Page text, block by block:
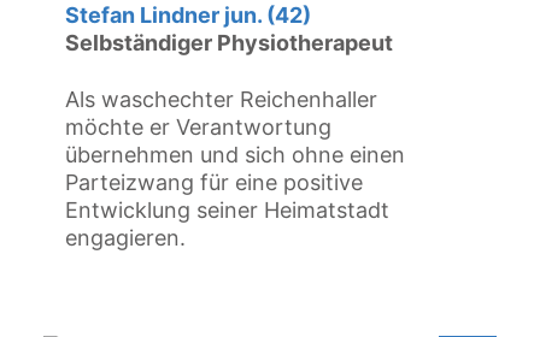
Stefan Lindner jun. (42)
Selbständiger Physiotherapeut
Als waschechter Reichenhaller
möchte er Verantwortung
übernehmen und sich ohne einen
Parteizwang für eine positive
Entwicklung seiner Heimatstadt
engagieren.